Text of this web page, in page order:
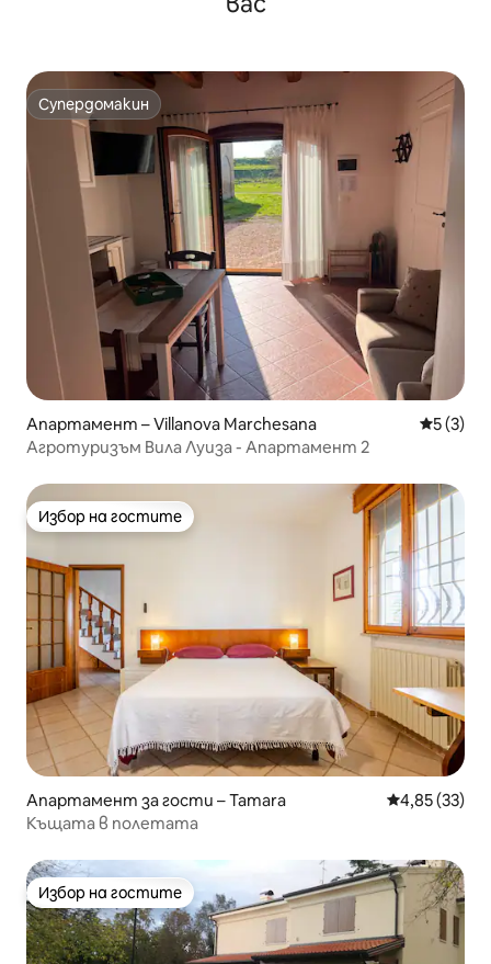
Супердомакин
Супердомакин
Апартамент – Villanova Marchesana Средна
5 (3)
Агротуризъм Вила Луиза - Апартамент 2
Избор на гостите
Избор на гостите
Апартамент за гости – Tamara Средна
4,85 (33)
Къщата в полетата
Избор на гостите
Избор на гостите